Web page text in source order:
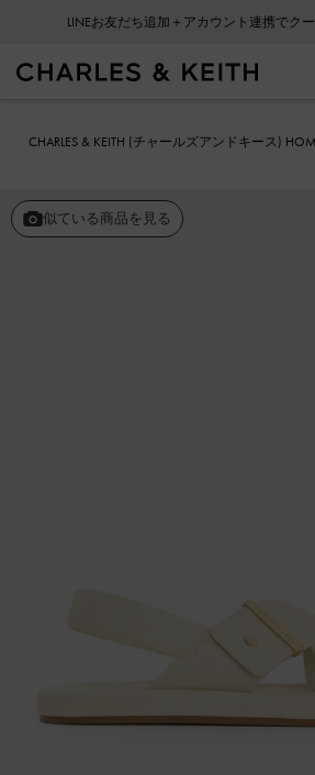
LINEお友だち追加＋アカウント連携でク
CHARLES & KEITH (チャールズアンドキース)
似ている商品を見る